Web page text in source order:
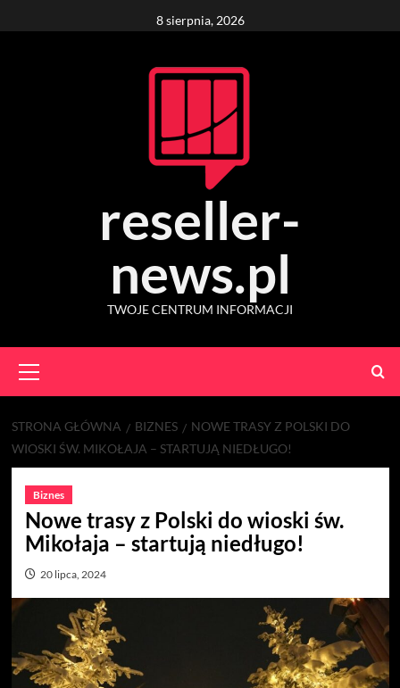
to
8 sierpnia, 2026
reseller-
news.pl
TWOJE CENTRUM INFORMACJI
Menu
STRONA GŁÓWNA BIZNES
NOWE TRASY Z POLSKI DO
WIOSKI ŚW. MIKOŁAJA – STARTUJĄ NIEDŁUGO!
Biznes
Nowe trasy z Polski do wioski św.
Mikołaja – startują niedługo!
20 lipca, 2024